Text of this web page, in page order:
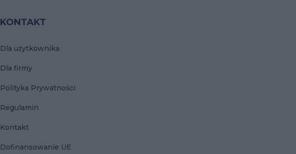
KONTAKT
Dla użytkownika
Dla firmy
Polityka Prywatności
Regulamin
Kontakt
Dofinansowanie UE